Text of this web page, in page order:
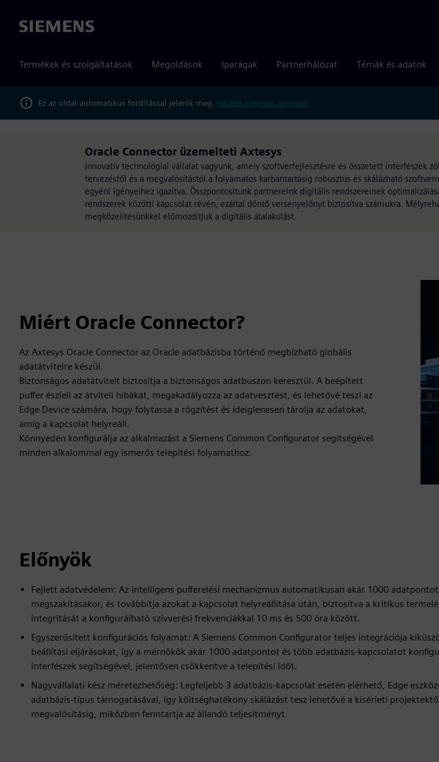
Siemens
Termékek és szolgáltatások Megoldások Iparágak Partnerhálózat Témák és adatok
Ez az oldal automatikus fordítással jelenik meg. Inkább megnézi angolul?
Oracle Connector üzemelteti Axtesys
Innovatív technológiai vállalat vagyunk, amely szoftverfejlesztésre és összetett interfészek
tervezéstől és a megvalósítástól a folyamatos karbantartásig robusztus és skálázható
egyéni igényeihez igazítva. Összpontosítunk partnereink digitális rendszereinek
rendszerek közötti kapcsolat révén, ezáltal döntő versenyelőnyt biztosítva számukra.
megközelítésünkkel előmozdítjuk a digitális átalakulást.
Miért Oracle Connector?
Az Axtesys Oracle Connector az Oracle adatbázisba történő megbízható globális
adatátvitelre készül.
Biztonságos adatátvitelt biztosítja a biztonságos adatbuszon keresztül. A beépített
puffer észleli az átviteli hibákat, megakadályozza az adatvesztést, és lehetővé teszi az
Edge Device számára, hogy folytassa a rögzítést és ideiglenesen tárolja az adatokat,
amíg a kapcsolat helyreáll.
Könnyedén konfigurálja az alkalmazást a Siemens Common Configurator segítségével
minden alkalommal egy ismerős telepítési folyamathoz.
Előnyök
Fejlett adatvédelem: Az intelligens pufferelési mechanizmus automatikusan akár 1000
megszakításakor, és továbbítja azokat a kapcsolat helyreállítása után, biztosítva a kritikus
integritását a konfigurálható szívverési frekvenciákkal 10 ms és 500 óra között.
Egyszerűsített konfigurációs folyamat: A Siemens Common Configurator teljes integrációja
beállítási eljárásokat, így a mérnökök akár 1000 adatpontot és több adatbázis-kapcsolatot
interfészek segítségével, jelentősen csökkentve a telepítési időt.
Nagyvállalati kész méretezhetőség: Legfeljebb 3 adatbázis-kapcsolat esetén elérhető, Edge
adatbázis-típus támogatásával, így költséghatékony skálázást tesz lehetővé a kísérleti
megvalósításig, miközben fenntartja az állandó teljesítményt.